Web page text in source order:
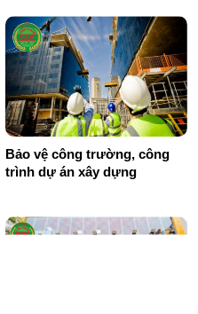
Bảo vệ công trường, công
trình dự án xây dựng